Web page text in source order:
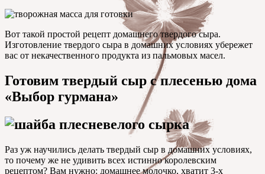
Вот такой простой рецепт домашнего твердого сыра.
Изготовление твердого сыра в домашних условиях убережет
вас от некачественного продукта из пальмовых масел.
Готовим твердый сыр с плесенью дома
«Выбор гурмана»
Раз уж научились делать твердый сыр в домашних условиях,
то почему же не удивить всех истинно королевским
рецептом? Вам нужно: домашнее молочко, хватит 3-х